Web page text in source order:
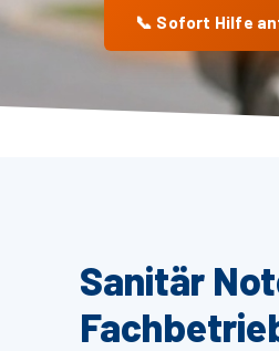
📞 Sofort Hilfe
Sanitär